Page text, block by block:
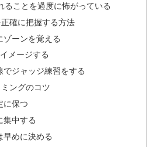
ることを過度に怖がっている
確に把握する方法
ゾーンを覚える
メージする
でジャッジ練習をする
ングのコツ
に保つ
集中する
早めに決める